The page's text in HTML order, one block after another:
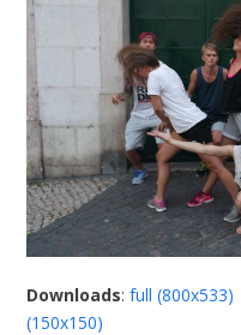
Downloads:full (800x533)
(150x150)